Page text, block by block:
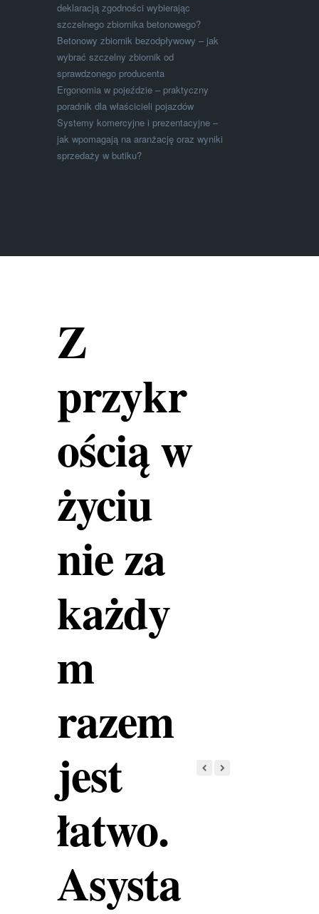
deklaracją zgodności wybierając
szczelnego zbiornika betonowego?
Betonowy zbiornik bezodpływowy – jak
wybrać szczelny zbiornik od
sprawdzonego producenta
Ergonomia w pojeździe – praktyczny
poradnik dla właścicieli pojazdów
Systemy komercyjne i prezentacyjne –
jak wpomagają na aranżację oraz wyniki
sprzedaży w butiku?
Z
przykr
ością w
życiu
nie za
każdy
m
razem
jest
łatwo.
Asysta